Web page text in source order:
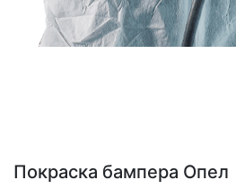
Покраска бампера Опел